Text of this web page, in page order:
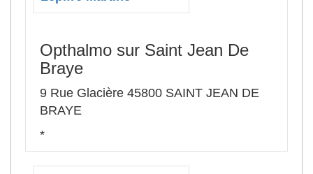
Opthalmo sur Saint Jean De
Braye
9 Rue Glacière 45800 SAINT JEAN DE
BRAYE
*